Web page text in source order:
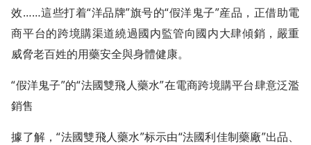
效……這些打着“洋品牌”旗号的“假洋鬼子”産品，正借助電
商平台的跨境購渠道繞過國内監管向國内大肆傾銷，嚴重
威脅老百姓的用藥安全與身體健康。
“假洋鬼子”的“法國雙飛人藥水”在電商跨境購平台肆意泛濫
銷售
據了解，“法國雙飛人藥水”标示由“法國利佳制藥廠”出品、